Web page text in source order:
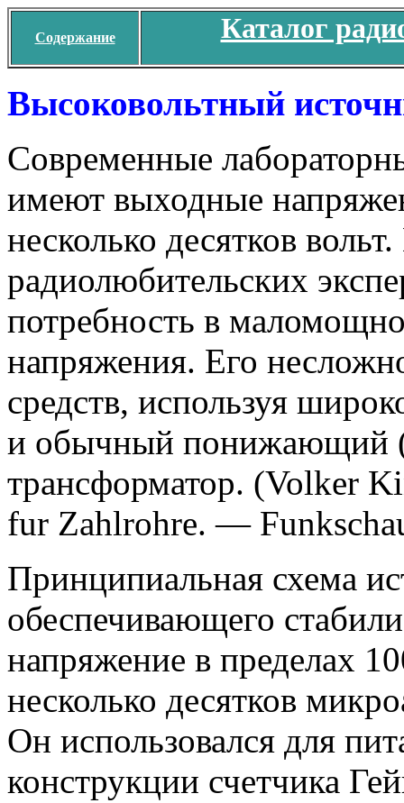
Содержание Каталог
Высоковольтный
Современные
имеют выходные
несколько десятков
радиолюбительских
потребность в
напряжения. Его
средств, используя
и обычный понижающий
трансформатор. (Volker
fur Zahlrohre. —
Принципиальная схема
обеспечивающего
напряжение в пределах
несколько десятков
Он использовался для
конструкции счетчика